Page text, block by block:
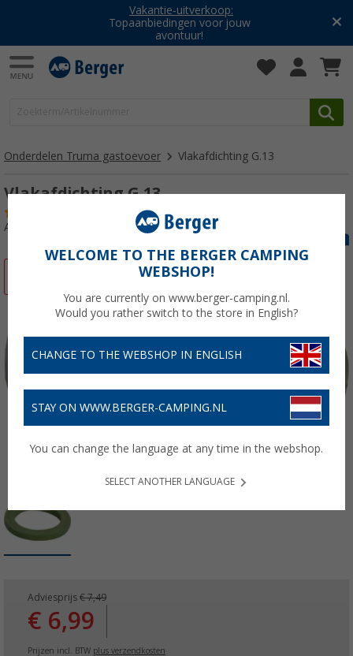
Vakantie-uitverkoop:
Topaanbiedingen voor jouw
avontuur!
Onderdelen Truma gastoevoer Vlakafdichting G.13
Vlakafdichting G.13
Artikelnr: 110083
Adviesprijs € 7,49
€ 6,99
Prijzen incl. BTW plus verzendkosten
WELCOME TO THE BERGER CAMPING
WEBSHOP!
You are currently on www.berger-camping.nl.
Would you rather switch to the store in English?
CHANGE TO THE WEBSHOP IN ENGLISH
STAY ON WWW.BERGER-CAMPING.NL
You can change the language at any time in the webshop.
SELECT ANOTHER LANGUAGE